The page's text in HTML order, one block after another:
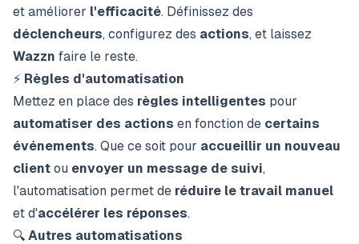
et améliorer l'efficacité. Définissez des
déclencheurs, configurez des actions, et laissez
Wazzn faire le reste.
⚡ Règles d'automatisation
Mettez en place des règles intelligentes pour
automatiser des actions en fonction de certains
événements. Que ce soit pour accueillir un nouveau
client ou envoyer un message de suivi,
l'automatisation permet de réduire le travail manuel
et d'accélérer les réponses.
🔍 Autres automatisations